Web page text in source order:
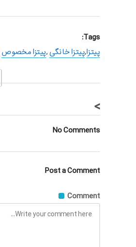
Tags:
پیتزا,پیتزا خانگی ,پیتزا مخصوص
>
No Comments
Post a Comment
Comment